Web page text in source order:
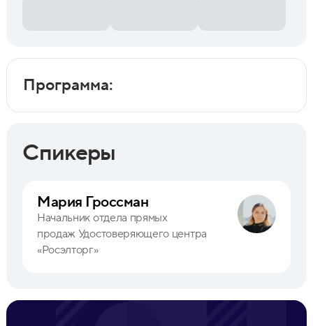
Программа:
Спикеры
Мария Гроссман
Начальник отдела прямых
продаж Удостоверяющего центра
«Росэлторг»